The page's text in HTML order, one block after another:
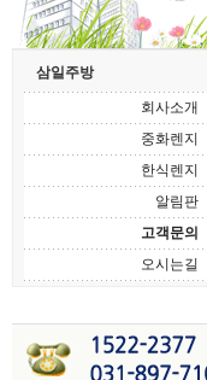
삼일주방
회사소개
중화렌지
한식렌지
알림판
고객문의
오시는길